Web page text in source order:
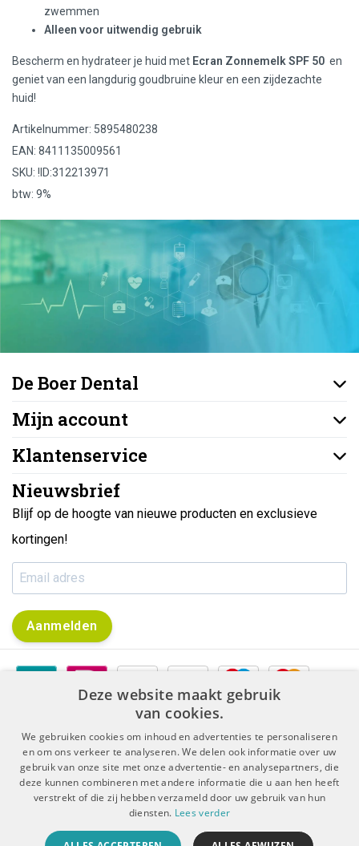
zwemmen
Alleen voor uitwendig gebruik
Bescherm en hydrateer je huid met Ecran Zonnemelk SPF 50 en
geniet van een langdurig goudbruine kleur en een zijdezachte
huid!
Artikelnummer: 5895480238
EAN: 8411135009561
SKU: !ID:312213971
btw: 9%
De Boer Dental
Mijn account
Klantenservice
Nieuwsbrief
Blijf op de hoogte van nieuwe producten en exclusieve
kortingen!
Aanmelden
Algemene voorwaarden | Disclaimer & Privacy Protocol |
Sitemap | RSS Feed
© Copyright 2026 - De Boer Dental | Realisatie
Deze website maakt gebruik
van cookies.
We gebruiken cookies om inhoud en advertenties te personaliseren
en om ons verkeer te analyseren. We delen ook informatie over uw
gebruik van onze site met onze advertentie- en analysepartners, die
deze kunnen combineren met andere informatie die u aan hen heeft
verstrekt of die zij hebben verzameld door uw gebruik van hun
diensten. Lees verder